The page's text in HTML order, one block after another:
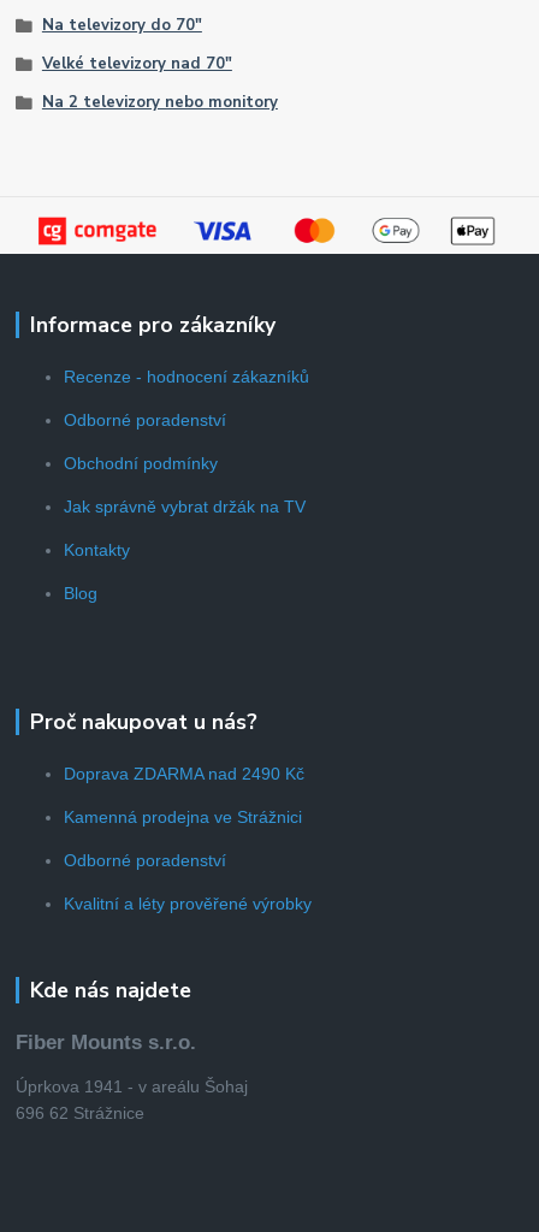
Na televizory do 70"
Velké televizory nad 70"
Na 2 televizory nebo monitory
Informace pro zákazníky
Recenze - hodnocení zákazníků
Odborné poradenství
Obchodní podmínky
Jak správně vybrat držák na TV
Kontakty
Blog
Proč nakupovat u nás?
Doprava ZDARMA nad 2490 Kč
Kamenná prodejna ve Strážnici
Odborné poradenství
Kvalitní a léty prověřené výrobky
Kde nás najdete
Fiber Mounts s.r.o.
Úprkova 1941 - v areálu Šohaj
696 62 Strážnice